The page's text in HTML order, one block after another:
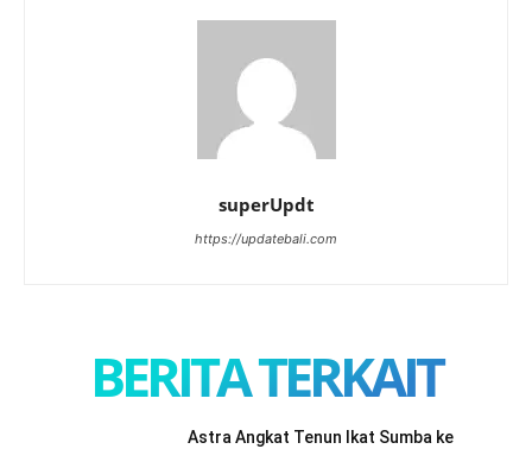
superUpdt
https://updatebali.com
BERITA TERKAIT
Astra Angkat Tenun Ikat Sumba ke